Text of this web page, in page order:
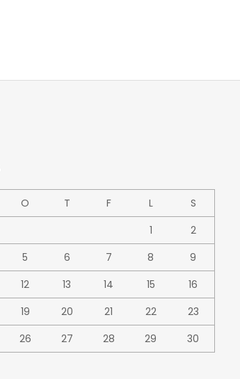
O T F L
S
1
2
5 6 7 8
9
12 13 14 15
16
19 20 21 22
23
26 27 28 29
30